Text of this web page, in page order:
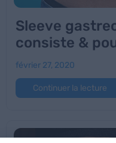
Sleeve
consiste &
février 27, 2020
Continuer la lecture